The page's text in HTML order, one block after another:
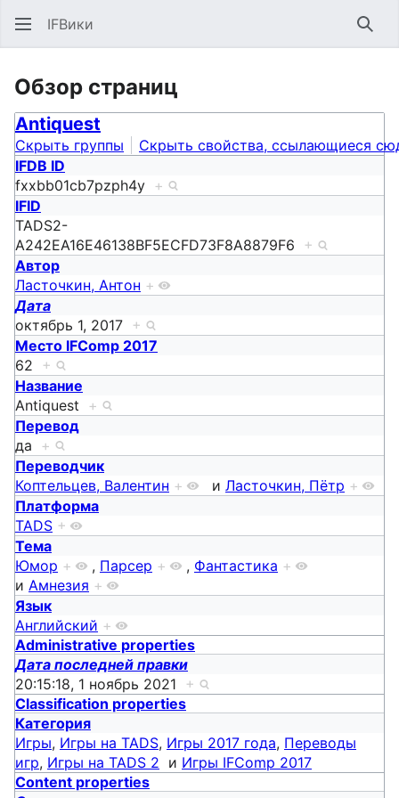
IFВики
Обзор страниц
Antiquest
Скрыть группы
Скрыть свойства, ссылающиеся
IFDB ID
fxxbb01cb7pzph4y +
IFID
TADS2-
A242EA16E46138BF5ECFD73F8A8879F6 +
Автор
Ласточкин, Антон +
Дата
октябрь 1, 2017 +
Место IFComp 2017
62 +
Название
Antiquest +
Перевод
да +
Переводчик
Коптельцев, Валентин + и Ласточкин, Пётр +
Платформа
TADS +
Тема
Юмор + , Парсер + , Фантастика +
и Амнезия +
Язык
Английский +
Administrative properties
Дата последней правки
20:15:18, 1 ноябрь 2021 +
Classification properties
Категория
Игры, Игры на TADS, Игры 2017 года, Переводы
игр, Игры на TADS 2 и Игры IFComp 2017
Content properties